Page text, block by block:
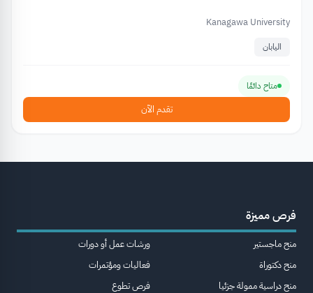
Kanagawa University
اليابان
متاح دائمًا
تقدم الآن
فرص مميزة
منح ماجستير
منح دكتوراة
منح دراسية ممولة جزئيا
ورشات عمل أو دورات
فعاليات ومؤتمرات
فرص تطوع